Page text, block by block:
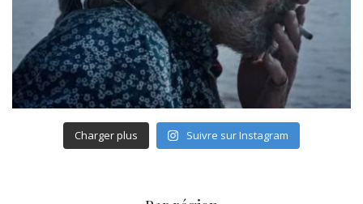
Charger plus Suivre sur Instagram